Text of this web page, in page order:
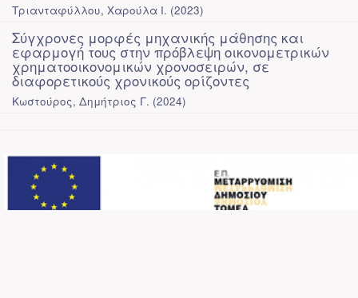
Τριανταφύλλου, Χαρούλα Ι. (2023)
Σύγχρονες μορφές μηχανικής μάθησης και
εφαρμογή τους στην πρόβλεψη οικονομετρικών
χρηματοοικονομικών χρονοσειρών, σε
διαφορετικούς χρονικούς ορίζοντες
Κωστούρος, Δημήτριος Γ. (2024)